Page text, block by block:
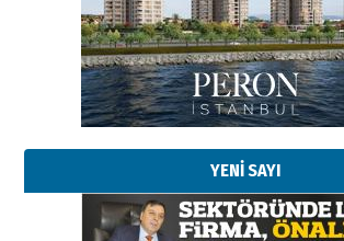
YENİ SAYI
Esat BİNDESEN
Başkan Sekmen’den Erzurum’a
bir vizyon proje daha!
02 Ağustos 2026 Pazar
Kadir SABUNCUOĞLU
Erzurumspor’un köşe taşları
29 Haziran 2026 Pazartesi